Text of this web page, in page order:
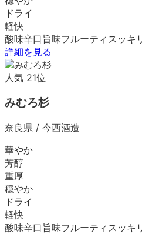
ドライ
軽快
酸味辛口 旨味フルーティ スッキ
詳細を見る
人気 21位
みむろ杉
奈良県 / 今西酒造
華やか
芳醇
重厚
穏やか
ドライ
軽快
酸味辛口 旨味フルーティ スッキ